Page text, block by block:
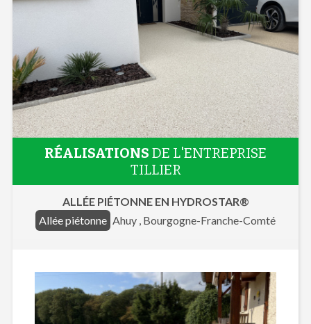
RÉALISATIONS DE L'ENTREPRISE
TILLIER
ALLÉE PIÉTONNE EN HYDROSTAR®
Allée piétonne Ahuy , Bourgogne-Franche-Comté